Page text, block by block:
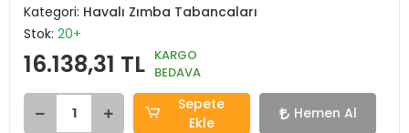
Kategori: Havalı Zımba Tabancaları
Stok: 20+
16.138,31 TL KARGO
BEDAVA
Sepete
Ekle
Hemen Al